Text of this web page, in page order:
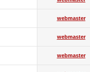
webmaster
webmaster
webmaster